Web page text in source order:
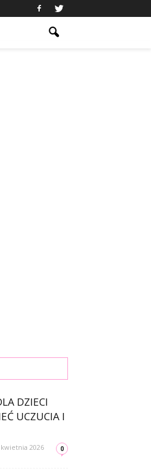
DZIECI
UCZUCIA I
kwietnia 2026 0